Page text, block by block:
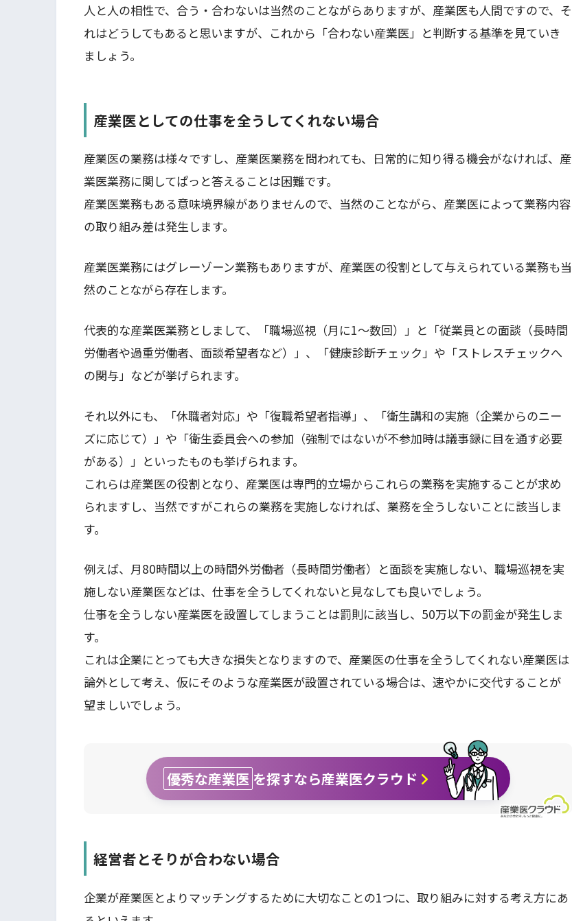
人と人の相性で、合う・合わないは当然のことながらありますが、産業医も人間ですので、そ
れはどうしてもあると思いますが、これから「合わない産業医」と判断する基準を見ていき
ましょう。
産業医としての仕事を全うしてくれない場合
産業医の業務は様々ですし、産業医業務を問われても、日常的に知り得る機会がなければ、産
業医業務に関してぱっと答えることは困難です。
産業医業務もある意味境界線がありませんので、当然のことながら、産業医によって業務内容
の取り組み差は発生します。
産業医業務にはグレーゾーン業務もありますが、産業医の役割として与えられている業務も当
然のことながら存在します。
代表的な産業医業務としまして、「職場巡視（月に1～数回）」と「従業員との面談（長時間
労働者や過重労働者、面談希望者など）」、「健康診断チェック」や「ストレスチェックへ
の関与」などが挙げられます。
それ以外にも、「休職者対応」や「復職希望者指導」、「衛生講和の実施（企業からのニー
ズに応じて）」や「衛生委員会への参加（強制ではないが不参加時は議事録に目を通す必要
がある）」といったものも挙げられます。
これらは産業医の役割となり、産業医は専門的立場からこれらの業務を実施することが求め
られますし、当然ですがこれらの業務を実施しなければ、業務を全うしないことに該当しま
す。
例えば、月80時間以上の時間外労働者（長時間労働者）と面談を実施しない、職場巡視を実
施しない産業医などは、仕事を全うしてくれないと見なしても良いでしょう。
仕事を全うしない産業医を設置してしまうことは罰則に該当し、50万以下の罰金が発生しま
す。
これは企業にとっても大きな損失となりますので、産業医の仕事を全うしてくれない産業医は
論外として考え、仮にそのような産業医が設置されている場合は、速やかに交代することが
望ましいでしょう。
優秀な産業医 を探すなら産業医クラウド
経営者とそりが合わない場合
企業が産業医とよりマッチングするために大切なことの1つに、取り組みに対する考え方にあ